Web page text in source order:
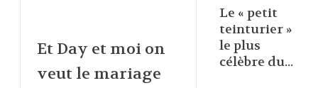
Et Day et moi on
veut le mariage
Le « petit
teinturier »
le plus
célèbre du...